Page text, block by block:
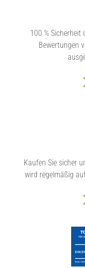
100 %
Bewertungen
Kaufen Sie sicher
wird regelmäßig